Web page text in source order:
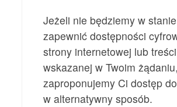
Jeżeli nie będziemy w stanie
zapewnić dostępności
strony internetowej lub
wskazanej w Twoim żądaniu,
zaproponujemy Ci dostęp
w alternatywny sposób.